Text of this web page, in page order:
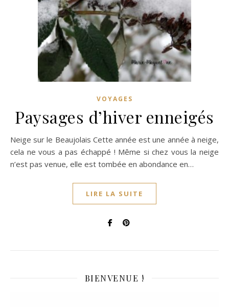
VOYAGES
Paysages d’hiver enneigés
Neige sur le Beaujolais Cette année est une année à neige,
cela ne vous a pas échappé ! Même si chez vous la neige
n’est pas venue, elle est tombée en abondance en…
LIRE LA SUITE
BIENVENUE !